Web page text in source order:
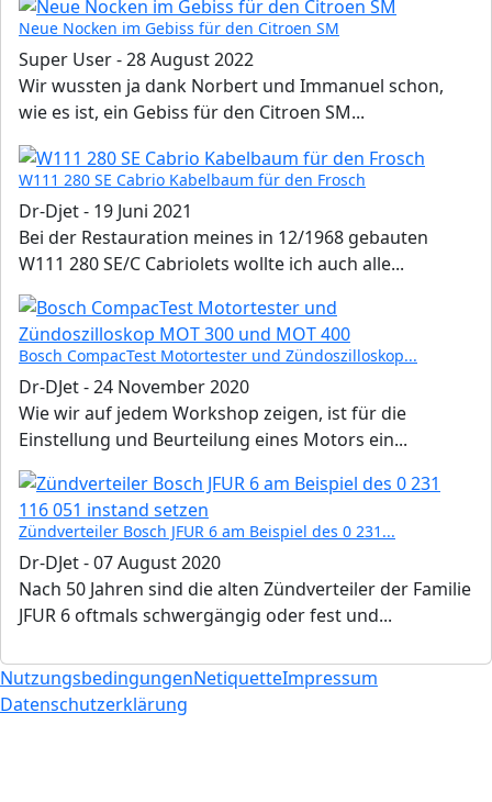
Neue Nocken im Gebiss für den Citroen SM
Super User-28 August 2022
Wir wussten ja dank Norbert und Immanuel schon,
wie es ist, ein Gebiss für den Citroen SM...
W111 280 SE Cabrio Kabelbaum für den Frosch
Dr-Djet- 19 Juni 2021
Bei der Restauration meines in 12/1968 gebauten
W111 280 SE/C Cabriolets wollte ich auch alle...
Bosch CompacTest Motortester und Zündoszilloskop...
Dr-DJet-24 November 2020
Wie wir auf jedem Workshop zeigen, ist für die
Einstellung und Beurteilung eines Motors ein...
Zündverteiler Bosch JFUR 6 am Beispiel des 0 231...
Dr-DJet-07 August 2020
Nach 50 Jahren sind die alten Zündverteiler der Familie
JFUR 6 oftmals schwergängig oder fest und...
NutzungsbedingungenNetiquetteImpressum
Datenschutzerklärung